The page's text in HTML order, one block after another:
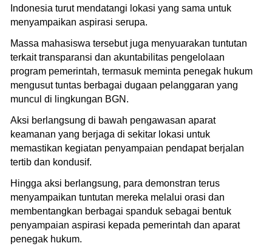
Indonesia turut mendatangi lokasi yang sama untuk
menyampaikan aspirasi serupa.
Massa mahasiswa tersebut juga menyuarakan tuntutan
terkait transparansi dan akuntabilitas pengelolaan
program pemerintah, termasuk meminta penegak hukum
mengusut tuntas berbagai dugaan pelanggaran yang
muncul di lingkungan BGN.
Aksi berlangsung di bawah pengawasan aparat
keamanan yang berjaga di sekitar lokasi untuk
memastikan kegiatan penyampaian pendapat berjalan
tertib dan kondusif.
Hingga aksi berlangsung, para demonstran terus
menyampaikan tuntutan mereka melalui orasi dan
membentangkan berbagai spanduk sebagai bentuk
penyampaian aspirasi kepada pemerintah dan aparat
penegak hukum.